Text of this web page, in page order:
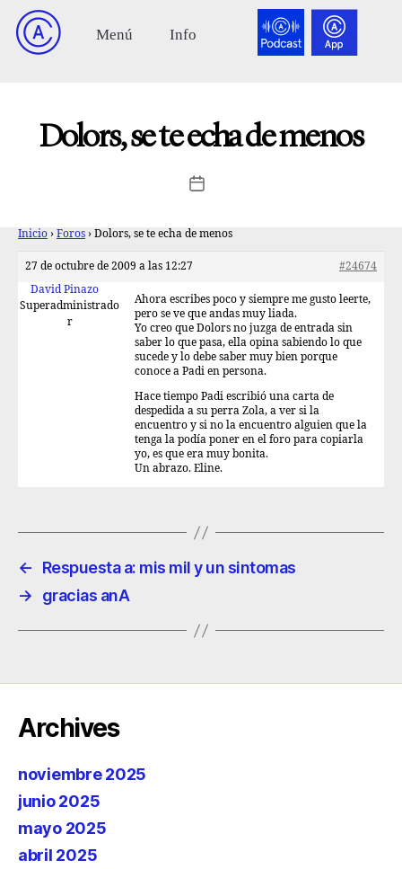
Dolors, se te echa de menos
Inicio › Foros › Dolors, se te echa de menos
27 de octubre de 2009 a las 12:27
#24674
David Pinazo
Superadministrado
r
Ahora escribes poco y siempre me gusto leerte,
pero se ve que andas muy liada.
Yo creo que Dolors no juzga de entrada sin
saber lo que pasa, ella opina sabiendo lo que
sucede y lo debe saber muy bien porque
conoce a Padi en persona.
Hace tiempo Padi escribió una carta de
despedida a su perra Zola, a ver si la
encuentro y si no la encuentro alguien que la
tenga la podía poner en el foro para copiarla
yo, es que era muy bonita.
Un abrazo. Eline.
←
Respuesta a: mis mil y un sintomas
→
gracias anA
Archives
noviembre 2025
junio 2025
mayo 2025
abril 2025